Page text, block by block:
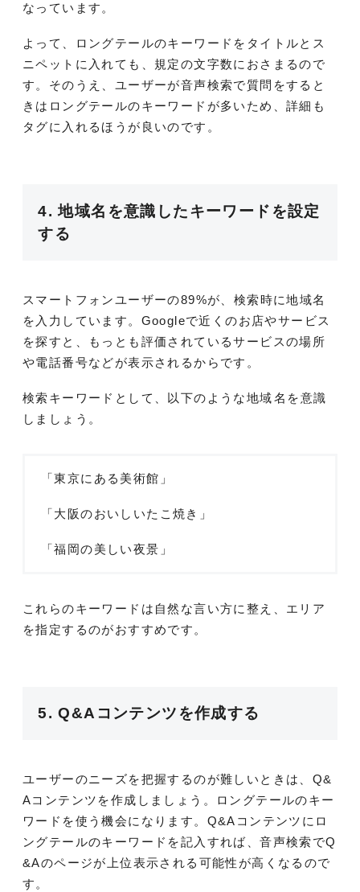
なっています。
よって、ロングテールのキーワードをタイトルとス
ニペットに入れても、規定の文字数におさまるので
す。そのうえ、ユーザーが音声検索で質問をすると
きはロングテールのキーワードが多いため、詳細も
タグに入れるほうが良いのです。
4. 地域名を意識したキーワードを設定
する
スマートフォンユーザーの89%が、検索時に地域名
を入力しています。Googleで近くのお店やサービス
を探すと、もっとも評価されているサービスの場所
や電話番号などが表示されるからです。
検索キーワードとして、以下のような地域名を意識
しましょう。
「東京にある美術館」
「大阪のおいしいたこ焼き」
「福岡の美しい夜景」
これらのキーワードは自然な言い方に整え、エリア
を指定するのがおすすめです。
5. Q&Aコンテンツを作成する
ユーザーのニーズを把握するのが難しいときは、Q&
Aコンテンツを作成しましょう。ロングテールのキー
ワードを使う機会になります。Q&Aコンテンツにロ
ングテールのキーワードを記入すれば、音声検索でQ
&Aのページが上位表示される可能性が高くなるので
す。